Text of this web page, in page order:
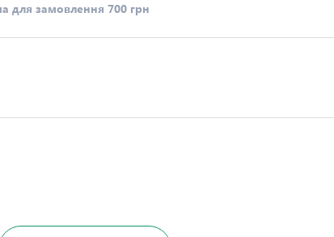
для замовлення 700 грн